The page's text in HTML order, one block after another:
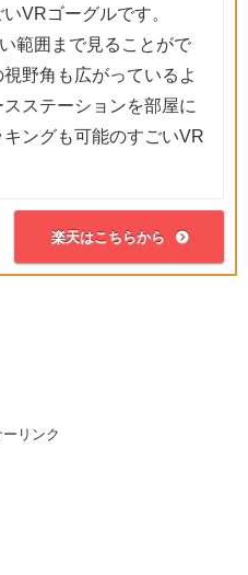
VRゴーグルです。
範囲まで見ることがで
野角も広がっているよ
ステーションを部屋に
ングも可能のすごいVR
楽天はこちらから
ーリンク